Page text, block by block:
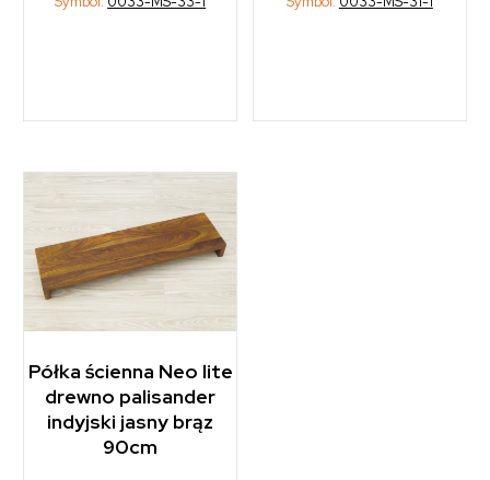
Półka ścienna Neo lite
drewno palisander
indyjski jasny brąz
90cm